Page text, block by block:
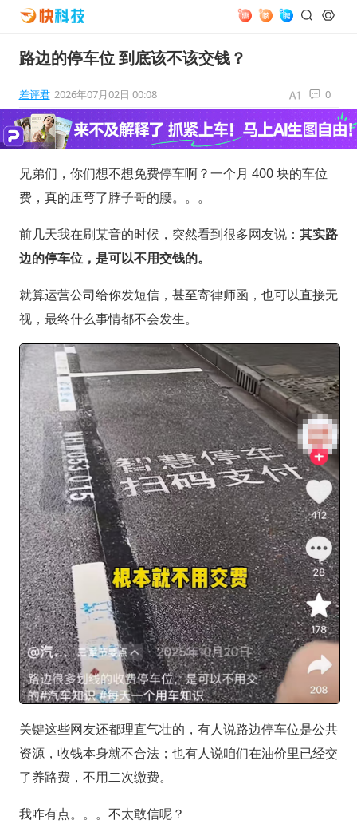
路边的停车位 到底该不该交钱？
差评君 2026年07月02日 00:08 0
兄弟们，你们想不想免费停车啊？一个月 400 块的车位
费，真的压弯了脖子哥的腰。。。
前几天我在刷某音的时候，突然看到很多网友说： 其实路
边的停车位，是可以不用交钱的。
就算运营公司给你发短信，甚至寄律师函，也可以直接无
视，最终什么事情都不会发生。
关键这些网友还都理直气壮的，有人说路边停车位是公共
资源，收钱本身就不合法；也有人说咱们在油价里已经交
了养路费，不用二次缴费。
我咋有点。。。不太敢信呢？